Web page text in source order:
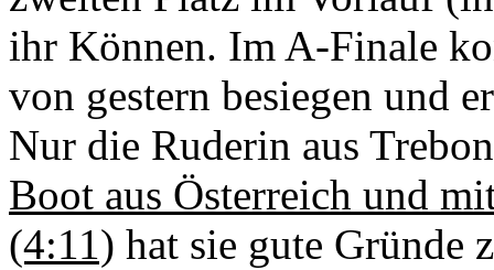
ihr Können. Im A-Finale
von gestern besiegen und
Nur die Ruderin aus
Boot aus Österreich und
(4:11) hat sie gute Gründe